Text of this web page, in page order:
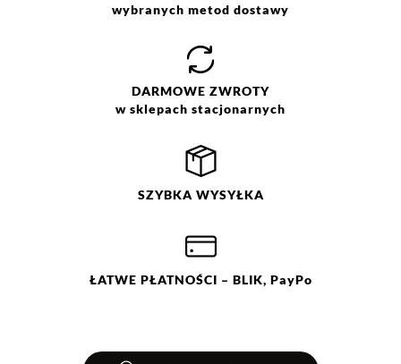
wybranych metod dostawy
DARMOWE ZWROTY
w sklepach stacjonarnych
SZYBKA WYSYŁKA
ŁATWE PŁATNOŚCI – BLIK, PayPo